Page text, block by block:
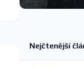
Nejčtenější